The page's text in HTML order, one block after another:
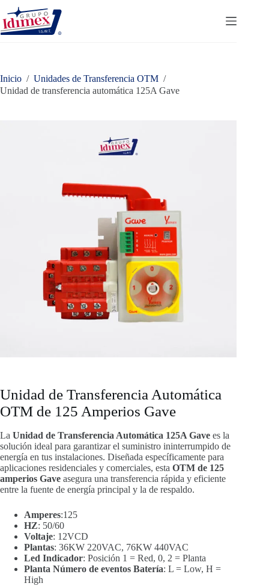
Saltar
contenido
Inicio / Unidades de Transferencia OTM /
Unidad de transferencia automática 125A Gave
Unidad de Transferencia Automática
OTM de 125 Amperios Gave
La Unidad de Transferencia Automática 125A Gave es la
solución ideal para garantizar el suministro ininterrumpido de
energía en tus instalaciones. Diseñada específicamente para
aplicaciones residenciales y comerciales, esta OTM de 125
amperios Gave asegura una transferencia rápida y eficiente
entre la fuente de energía principal y la de respaldo.
Amperes:125
HZ: 50/60
Voltaje: 12VCD
Plantas: 36KW 220VAC, 76KW 440VAC
Led Indicador: Posición 1 = Red, 0, 2 = Planta
Planta Número de eventos Batería: L = Low, H =
High